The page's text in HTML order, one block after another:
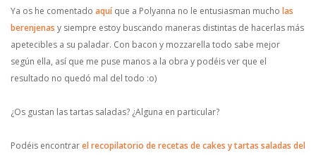
Ya os he comentado aquíque a Polyanna no le entusiasman mucho las
berenjenas y siempre estoy buscando maneras distintas de hacerlas más
apetecibles a su paladar. Con bacon y mozzarella todo sabe mejor
según ella, así que me puse manos a la obra y podéis ver que el
resultado no quedó mal del todo :o)
¿Os gustan las tartas saladas? ¿Alguna en particular?
Podéis encontrarel recopilatorio de recetas de cakes y tartas saladas del